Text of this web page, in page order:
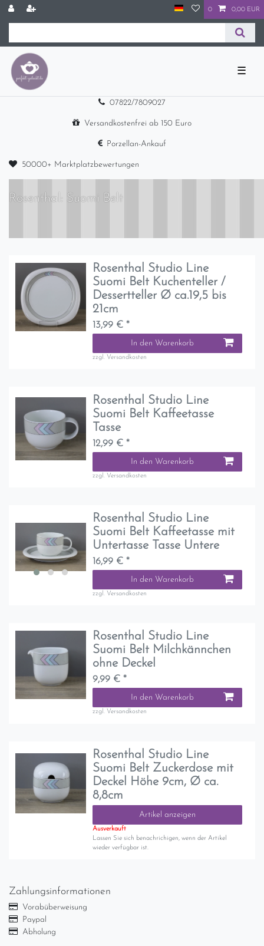
0 0,00 EUR
☰
07822/7809027
Versandkostenfrei ab 150 Euro
Porzellan-Ankauf
50000+ Marktplatzbewertungen
Rosenthal: Suomi Belt
Rosenthal Studio Line
Suomi Belt Kuchenteller /
Dessertteller Ø ca.19,5 bis
21cm
13,99 € *
In den Warenkorb
zzgl. Versandkosten
Rosenthal Studio Line
Suomi Belt Kaffeetasse
Tasse
12,99 € *
In den Warenkorb
zzgl. Versandkosten
Rosenthal Studio Line
Suomi Belt Kaffeetasse mit
Untertasse Tasse Untere
16,99 € *
In den Warenkorb
zzgl. Versandkosten
Rosenthal Studio Line
Suomi Belt Milchkännchen
ohne Deckel
9,99 € *
In den Warenkorb
zzgl. Versandkosten
Rosenthal Studio Line
Suomi Belt Zuckerdose mit
Deckel Höhe 9cm, Ø ca.
8,8cm
Artikel anzeigen
Ausverkauft
Lassen Sie sich benachrichigen, wenn der Artikel
wieder verfügbar ist.
Zahlungsinformationen
Vorabüberweisung
Paypal
Abholung